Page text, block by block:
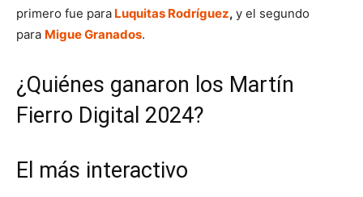
primero fue para Luquitas Rodríguez, y el segundo
para Migue Granados.
¿Quiénes ganaron los Martín
Fierro Digital 2024?
El más interactivo